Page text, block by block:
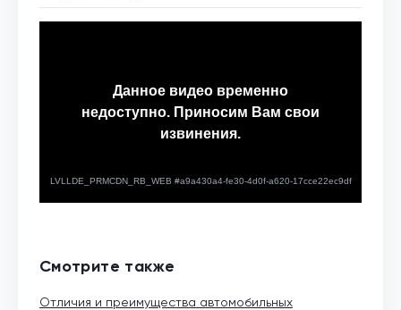
Смотрите также
Отличия и преимущества автомобильных